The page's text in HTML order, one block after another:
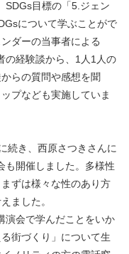
SDGs目標の「5.ジェン
について学ぶことがで
ダーの当事者による
の経験談から、1人1人の
らの質問や感想を聞
プなども実施していま
続き、西原さつきさんに
も開催しました。多様性
ずは様々な性のあり方
ました。
演会で学んだことをいか
街づくり」について生